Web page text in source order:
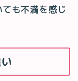
も不満を感じ